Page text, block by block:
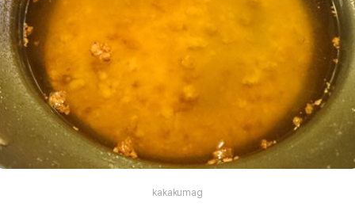
kakakumag